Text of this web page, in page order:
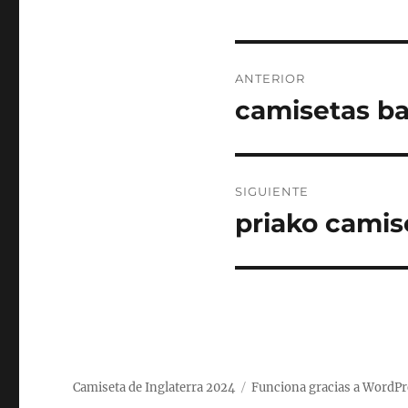
de
ANTERIOR
Entrada
camisetas
SIGUIENTE
Entrada
priako
Camiseta de Inglaterra 2024 Funciona gracias a